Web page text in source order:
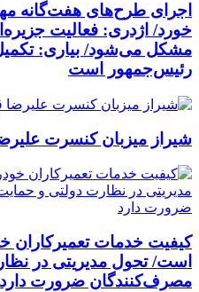
اجرای طرح‌های هفت‌گانه
خورد/ اژدری: فعالیت
مشکل می‌شود/ بیاری:
رئیس‌جمهور است
شیراز میزبان کنسرت
کیفیت خدمات تعمیرکاران
است/ تحول مدیریتی در
مصرف‌کنندگان ضرورت دارد